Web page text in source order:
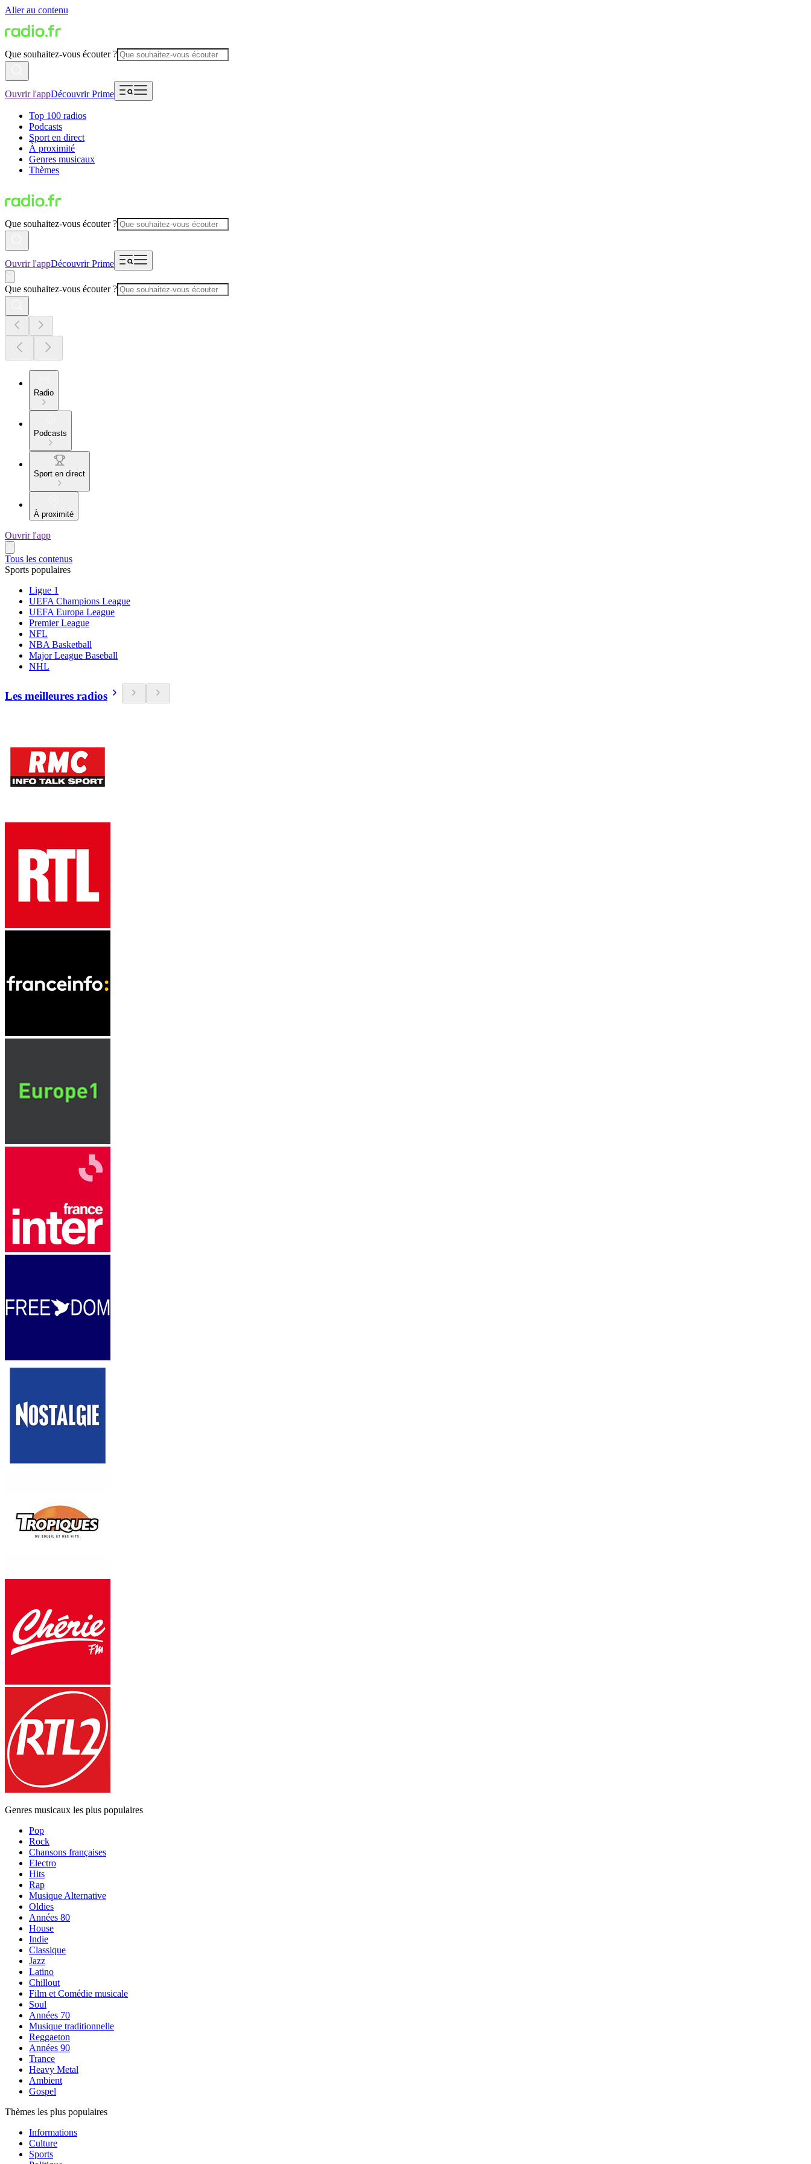
Aller au contenu
Que souhaitez-vous écouter ?
Ouvrir l'appDécouvrir Prime
Top 100 radios
Podcasts
Sport en direct
À proximité
Genres musicaux
Thèmes
Que souhaitez-vous écouter ?
Ouvrir l'appDécouvrir Prime
Que souhaitez-vous écouter ?
Radio
Podcasts
Sport en direct
À proximité
Ouvrir l'app
Tous les contenus
Sports populaires
Ligue 1
UEFA Champions League
UEFA Europa League
Premier League
NFL
NBA Basketball
Major League Baseball
NHL
Les meilleures radios
Genres musicaux les plus populaires
Pop
Rock
Chansons françaises
Electro
Hits
Rap
Musique Alternative
Oldies
Années 80
House
Indie
Classique
Jazz
Latino
Chillout
Film et Comédie musicale
Soul
Années 70
Musique traditionnelle
Reggaeton
Années 90
Trance
Heavy Metal
Ambient
Gospel
Thèmes les plus populaires
Informations
Culture
Sports